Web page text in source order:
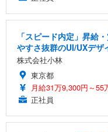
「スピード内定」昇給
やすさ抜群のUI/UXデザ
株式会社小林
東京都
月給31万9,300円～55
正社員